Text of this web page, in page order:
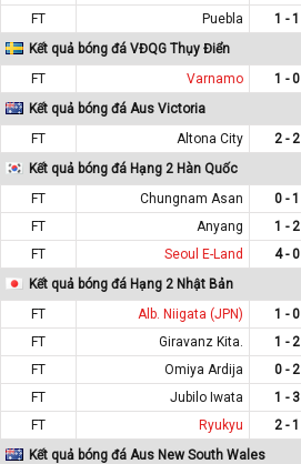
FT
Puebla 1 - 1
Kết quả bóng đá VĐQG Thụy Điển
FT
Varnamo 1 - 0
Kết quả bóng đá Aus Victoria
FT
Altona City 2 - 2
Kết quả bóng đá Hạng 2 Hàn Quốc
FT
Chungnam Asan 0 - 1
FT
Anyang 1 - 2
FT
Seoul E-Land 4 - 0
Kết quả bóng đá Hạng 2 Nhật Bản
FT
Alb. Niigata (JPN) 1 - 0
FT
Giravanz Kita. 1 - 2
FT
Omiya Ardija 0 - 2
FT
Jubilo Iwata 1 - 3
FT
Ryukyu 2 - 1
Kết quả bóng đá Aus New South Wales